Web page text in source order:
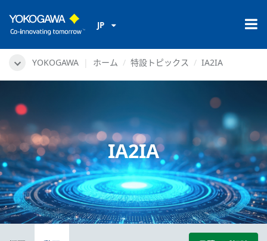
JP
YOKOGAWA ホーム 特設トピックス IA2IA
IA2IA